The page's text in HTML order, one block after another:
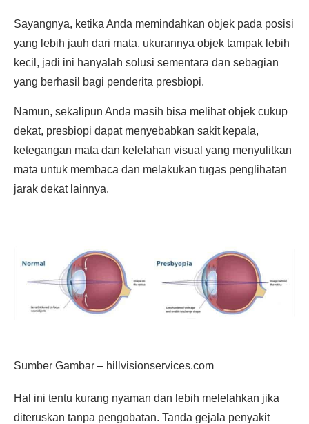
Sayangnya, ketika Anda memindahkan objek pada posisi
yang lebih jauh dari mata, ukurannya objek tampak lebih
kecil, jadi ini hanyalah solusi sementara dan sebagian
yang berhasil bagi penderita presbiopi.
Namun, sekalipun Anda masih bisa melihat objek cukup
dekat, presbiopi dapat menyebabkan sakit kepala,
ketegangan mata dan kelelahan visual yang menyulitkan
mata untuk membaca dan melakukan tugas penglihatan
jarak dekat lainnya.
Sumber Gambar – hillvisionservices.com
Hal ini tentu kurang nyaman dan lebih melelahkan jika
diteruskan tanpa pengobatan. Tanda gejala penyakit